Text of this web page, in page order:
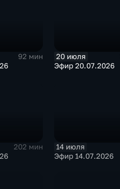
92 мин
20 июля
Эфир 20.07.2026
202 мин
14 июля
Эфир 14.07.2026